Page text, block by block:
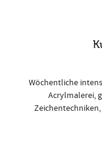
Wöchentliche
Acrylmalerei,